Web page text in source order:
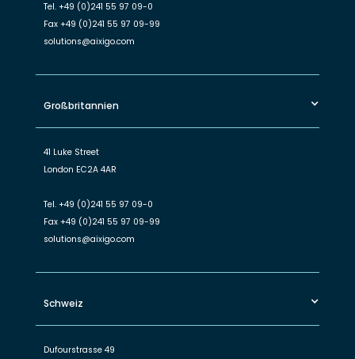
Tel. +49 (0)241 55 97 09-0
Fax +49 (0)241 55 97 09-99
solutions@aixigo.com
Großbritannien
41 Luke Street
London EC2A 4AR
Tel. +49 (0)241 55 97 09-0
Fax +49 (0)241 55 97 09-99
solutions@aixigo.com
Schweiz
Dufourstrasse 49